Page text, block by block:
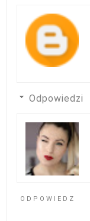
Odpowiedzi
ODPOWIEDZ